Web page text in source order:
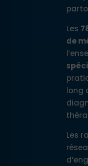
Les
de
long
Les